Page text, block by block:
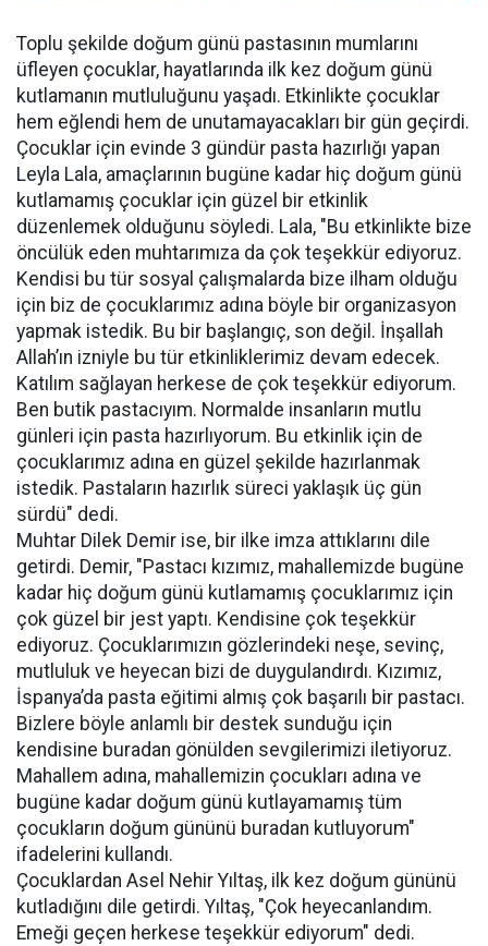
Toplu şekilde doğum günü pastasının mumlarını
üfleyen çocuklar, hayatlarında ilk kez doğum günü
kutlamanın mutluluğunu yaşadı. Etkinlikte çocuklar
hem eğlendi hem de unutamayacakları bir gün geçirdi.
Çocuklar için evinde 3 gündür pasta hazırlığı yapan
Leyla Lala, amaçlarının bugüne kadar hiç doğum günü
kutlamamış çocuklar için güzel bir etkinlik
düzenlemek olduğunu söyledi. Lala, "Bu etkinlikte bize
öncülük eden muhtarımıza da çok teşekkür ediyoruz.
Kendisi bu tür sosyal çalışmalarda bize ilham olduğu
için biz de çocuklarımız adına böyle bir organizasyon
yapmak istedik. Bu bir başlangıç, son değil. İnşallah
Allah’ın izniyle bu tür etkinliklerimiz devam edecek.
Katılım sağlayan herkese de çok teşekkür ediyorum.
Ben butik pastacıyım. Normalde insanların mutlu
günleri için pasta hazırlıyorum. Bu etkinlik için de
çocuklarımız adına en güzel şekilde hazırlanmak
istedik. Pastaların hazırlık süreci yaklaşık üç gün
sürdü" dedi.
Muhtar Dilek Demir ise, bir ilke imza attıklarını dile
getirdi. Demir, "Pastacı kızımız, mahallemizde bugüne
kadar hiç doğum günü kutlamamış çocuklarımız için
çok güzel bir jest yaptı. Kendisine çok teşekkür
ediyoruz. Çocuklarımızın gözlerindeki neşe, sevinç,
mutluluk ve heyecan bizi de duygulandırdı. Kızımız,
İspanya’da pasta eğitimi almış çok başarılı bir pastacı.
Bizlere böyle anlamlı bir destek sunduğu için
kendisine buradan gönülden sevgilerimizi iletiyoruz.
Mahallem adına, mahallemizin çocukları adına ve
bugüne kadar doğum günü kutlayamamış tüm
çocukların doğum gününü buradan kutluyorum"
ifadelerini kullandı.
Çocuklardan Asel Nehir Yıltaş, ilk kez doğum gününü
kutladığını dile getirdi. Yıltaş, "Çok heyecanlandım.
Emeği geçen herkese teşekkür ediyorum" dedi.